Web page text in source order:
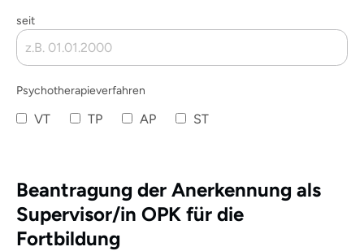
seit
Psychotherapieverfahren
VT TP AP ST
Beantragung der Anerkennung als
Supervisor/in OPK für die
Fortbildung